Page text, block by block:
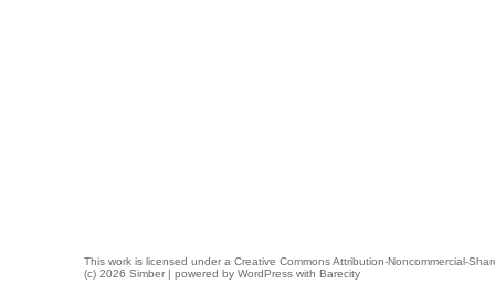
This work is licensed under a Creative Commons Attribution-Noncommercial-
(c) 2026 Simber | powered by WordPress with Barecity